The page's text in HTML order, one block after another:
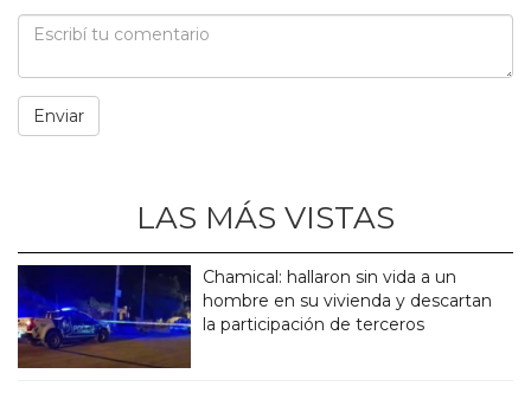
LAS MÁS VISTAS
Chamical: hallaron sin vida a un
hombre en su vivienda y descartan
la participación de terceros